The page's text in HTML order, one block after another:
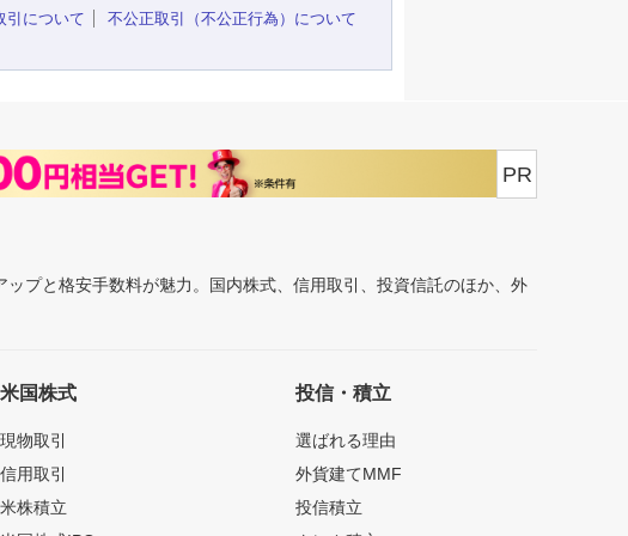
引について
不公正取引（不公正行為）について
PR
プと格安手数料が魅力。国内株式、信用取引、投資信託のほか、外
米国株式
現物取引
信用取引
米株積立
投信・積立
選ばれる理由
外貨建てMMF
投信積立